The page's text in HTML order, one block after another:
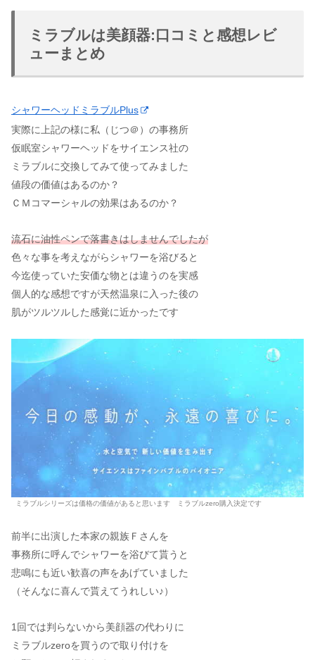
ミラブルは美顔器:口コミと感想レビ
ューまとめ
シャワーヘッドミラブルPlus
実際に上記の様に私（じつ＠）の事務所
仮眠室シャワーヘッドをサイエンス社の
ミラブルに交換してみて使ってみました
値段の価値はあるのか？
ＣＭコマーシャルの効果はあるのか？
流石に油性ペンで落書きはしませんでしたが
色々な事を考えながらシャワーを浴びると
今迄使っていた安価な物とは違うのを実感
個人的な感想ですが天然温泉に入った後の
肌がツルツルした感覚に近かったです
ミラブルシリーズは価格の価値があると思います ミラブルzero購入決定です
前半に出演した本家の親族Ｆさんを
事務所に呼んでシャワーを浴びて貰うと
悲鳴にも近い歓喜の声をあげていました
（そんなに喜んで貰えてうれしい♪）
1回では判らないから美顔器の代わりに
ミラブルzeroを買うので取り付けを